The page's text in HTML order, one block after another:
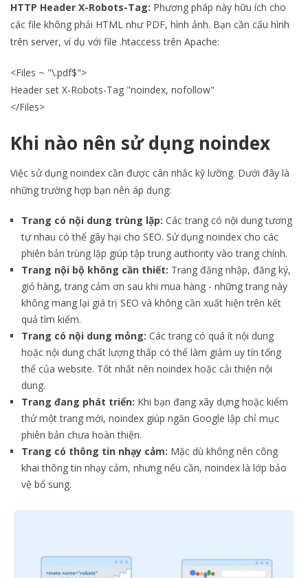
HTTP Header X-Robots-Tag: Phương pháp này hữu ích cho
các file không phải HTML như PDF, hình ảnh. Bạn cần cấu hình
trên server, ví dụ với file .htaccess trên Apache:
<Files ~ "\.pdf$">
Header set X-Robots-Tag "noindex, nofollow"
</Files>
Khi nào nên sử dụng noindex
Việc sử dụng noindex cần được cân nhắc kỹ lưỡng. Dưới đây là
những trường hợp bạn nên áp dụng:
Trang có nội dung trùng lặp: Các trang có nội dung tương
tự nhau có thể gây hại cho SEO. Sử dụng noindex cho các
phiên bản trùng lặp giúp tập trung authority vào trang chính.
Trang nội bộ không cần thiết: Trang đăng nhập, đăng ký,
giỏ hàng, trang cảm ơn sau khi mua hàng - những trang này
không mang lại giá trị SEO và không cần xuất hiện trên kết
quả tìm kiếm.
Trang có nội dung mỏng: Các trang có quá ít nội dung
hoặc nội dung chất lượng thấp có thể làm giảm uy tín tổng
thể của website. Tốt nhất nên noindex hoặc cải thiện nội
dung.
Trang đang phát triển: Khi bạn đang xây dựng hoặc kiểm
thử một trang mới, noindex giúp ngăn Google lập chỉ mục
phiên bản chưa hoàn thiện.
Trang có thông tin nhạy cảm: Mặc dù không nên công
khai thông tin nhạy cảm, nhưng nếu cần, noindex là lớp bảo
vệ bổ sung.